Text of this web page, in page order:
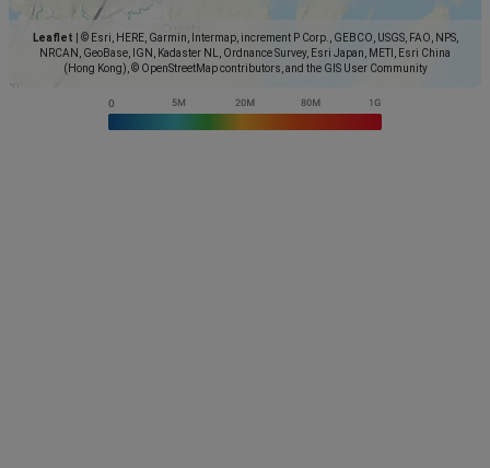
Leaflet
© Esri, HERE, Garmin, Intermap, increment P Corp., GEBCO, USGS, FAO, NPS,
NRCAN, GeoBase, IGN, Kadaster NL, Ordnance Survey, Esri Japan, METI, Esri China
(Hong Kong), © OpenStreetMap contributors, and the GIS User Community